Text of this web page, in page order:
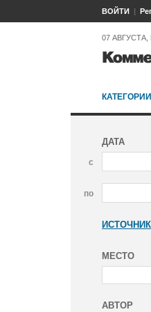
ВОЙТИ
07
КАТЕГОРИИ
ДАТА
с
по
ИСТОЧНИК
МЕСТО
АВТОР